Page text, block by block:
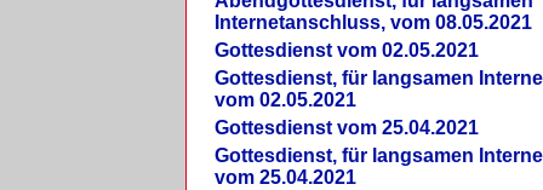
Internetanschluss, vom 08.05.2021
Gottesdienst vom 02.05.2021
Gottesdienst, für langsamen
vom 02.05.2021
Gottesdienst vom 25.04.2021
Gottesdienst, für langsamen
vom 25.04.2021